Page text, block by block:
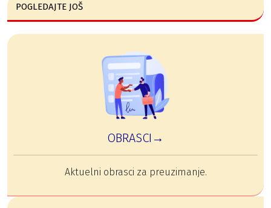
POGLEDAJTE JOŠ
OBRASCI→
Aktuelni obrasci za preuzimanje.